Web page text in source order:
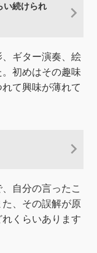
い続けられ
ギター演奏、絵
初めはその趣味
て興味が薄れて
自分の言ったこ
、その誤解が原
くらいあります